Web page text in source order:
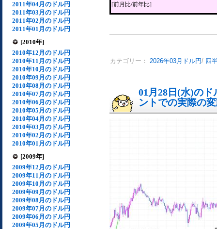
2011年04月のドル円
2011年03月のドル円
2011年02月のドル円
2011年01月のドル円
[2010年]
2010年12月のドル円
2010年11月のドル円
2010年10月のドル円
2010年09月のドル円
2010年08月のドル円
2010年07月のドル円
2010年06月のドル円
2010年05月のドル円
2010年04月のドル円
2010年03月のドル円
2010年02月のドル円
2010年01月のドル円
[2009年]
2009年12月のドル円
2009年11月のドル円
2009年10月のドル円
2009年09月のドル円
2009年08月のドル円
2009年07月のドル円
2009年06月のドル円
2009年05月のドル円
[前月比/前年比]
カテゴリー： 2026年03月ドル円/ 四
01月28日(水)の
ントでの実際の